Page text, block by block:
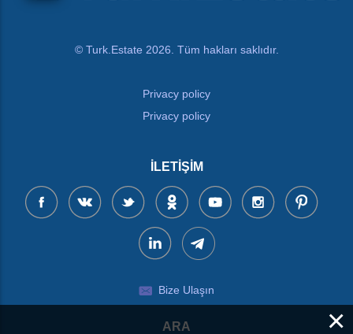
© Turk.Estate 2026. Tüm hakları saklıdır.
Privacy policy
Privacy policy
İLETIŞIM
Bize Ulaşın
ARA ×